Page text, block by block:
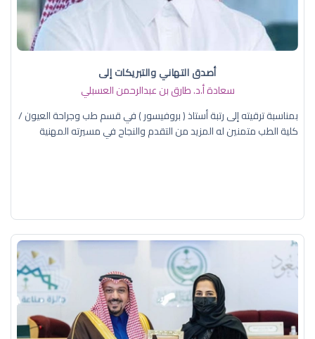
أصدق التهاني والتبريكات إلى
سعادة أ.د. ​طارق بن عبدالرحمن العسبلي
بمناسبة ترقيته إلى رتبة أستاذ ( بروفيسور ) في قسم طب وجراحة العيون /
كلية الطب متمنين له المزيد من التقدم والنجاح في مسيرته المهنية